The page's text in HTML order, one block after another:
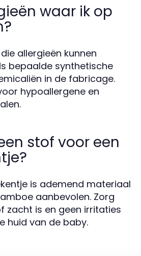
waar ik op
allergieën kunnen
bepaalde synthetische
in de fabricage.
hypoallergene en
stof voor een
is ademend materiaal
aanbevolen. Zorg
zacht is en geen irritaties
huid van de baby.